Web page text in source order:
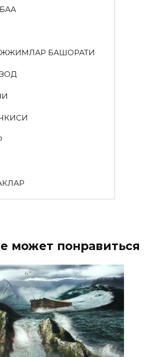
БАШОРАТИ
может понравиться